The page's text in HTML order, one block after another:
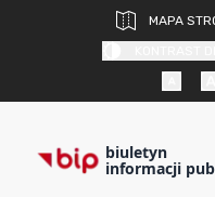
MAPA
biuletyn
informacji